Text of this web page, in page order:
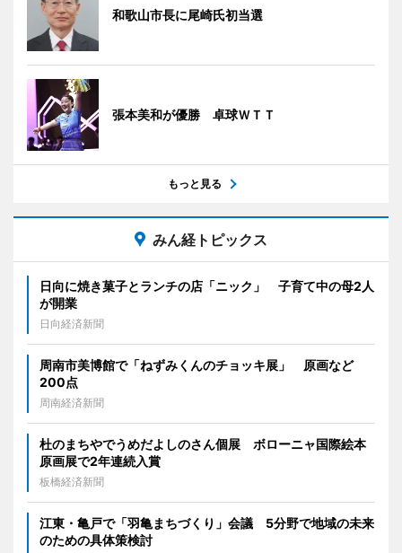
和歌山市長に尾崎氏初当選
張本美和が優勝 卓球ＷＴＴ
もっと見る
みん経トピックス
日向に焼き菓子とランチの店「ニック」 子育て中の母2人
が開業
日向経済新聞
周南市美博館で「ねずみくんのチョッキ展」 原画など
200点
周南経済新聞
杜のまちやでうめだよしのさん個展 ボローニャ国際絵本
原画展で2年連続入賞
板橋経済新聞
江東・亀戸で「羽亀まちづくり」会議 5分野で地域の未来
のための具体策検討